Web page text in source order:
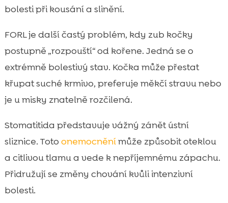
bolesti při kousání a slinění.
FORL je další častý problém, kdy zub kočky
postupně „rozpouští“ od kořene. Jedná se o
extrémně bolestivý stav. Kočka může přestat
křupat suché krmivo, preferuje měkčí stravu nebo
je u misky znatelně rozčilená.
Stomatitida představuje vážný zánět ústní
sliznice. Toto onemocněnímůže způsobit oteklou
a citlivou tlamu a vede k nepříjemnému zápachu.
Přidružují se změny chování kvůli intenzivní
bolesti.